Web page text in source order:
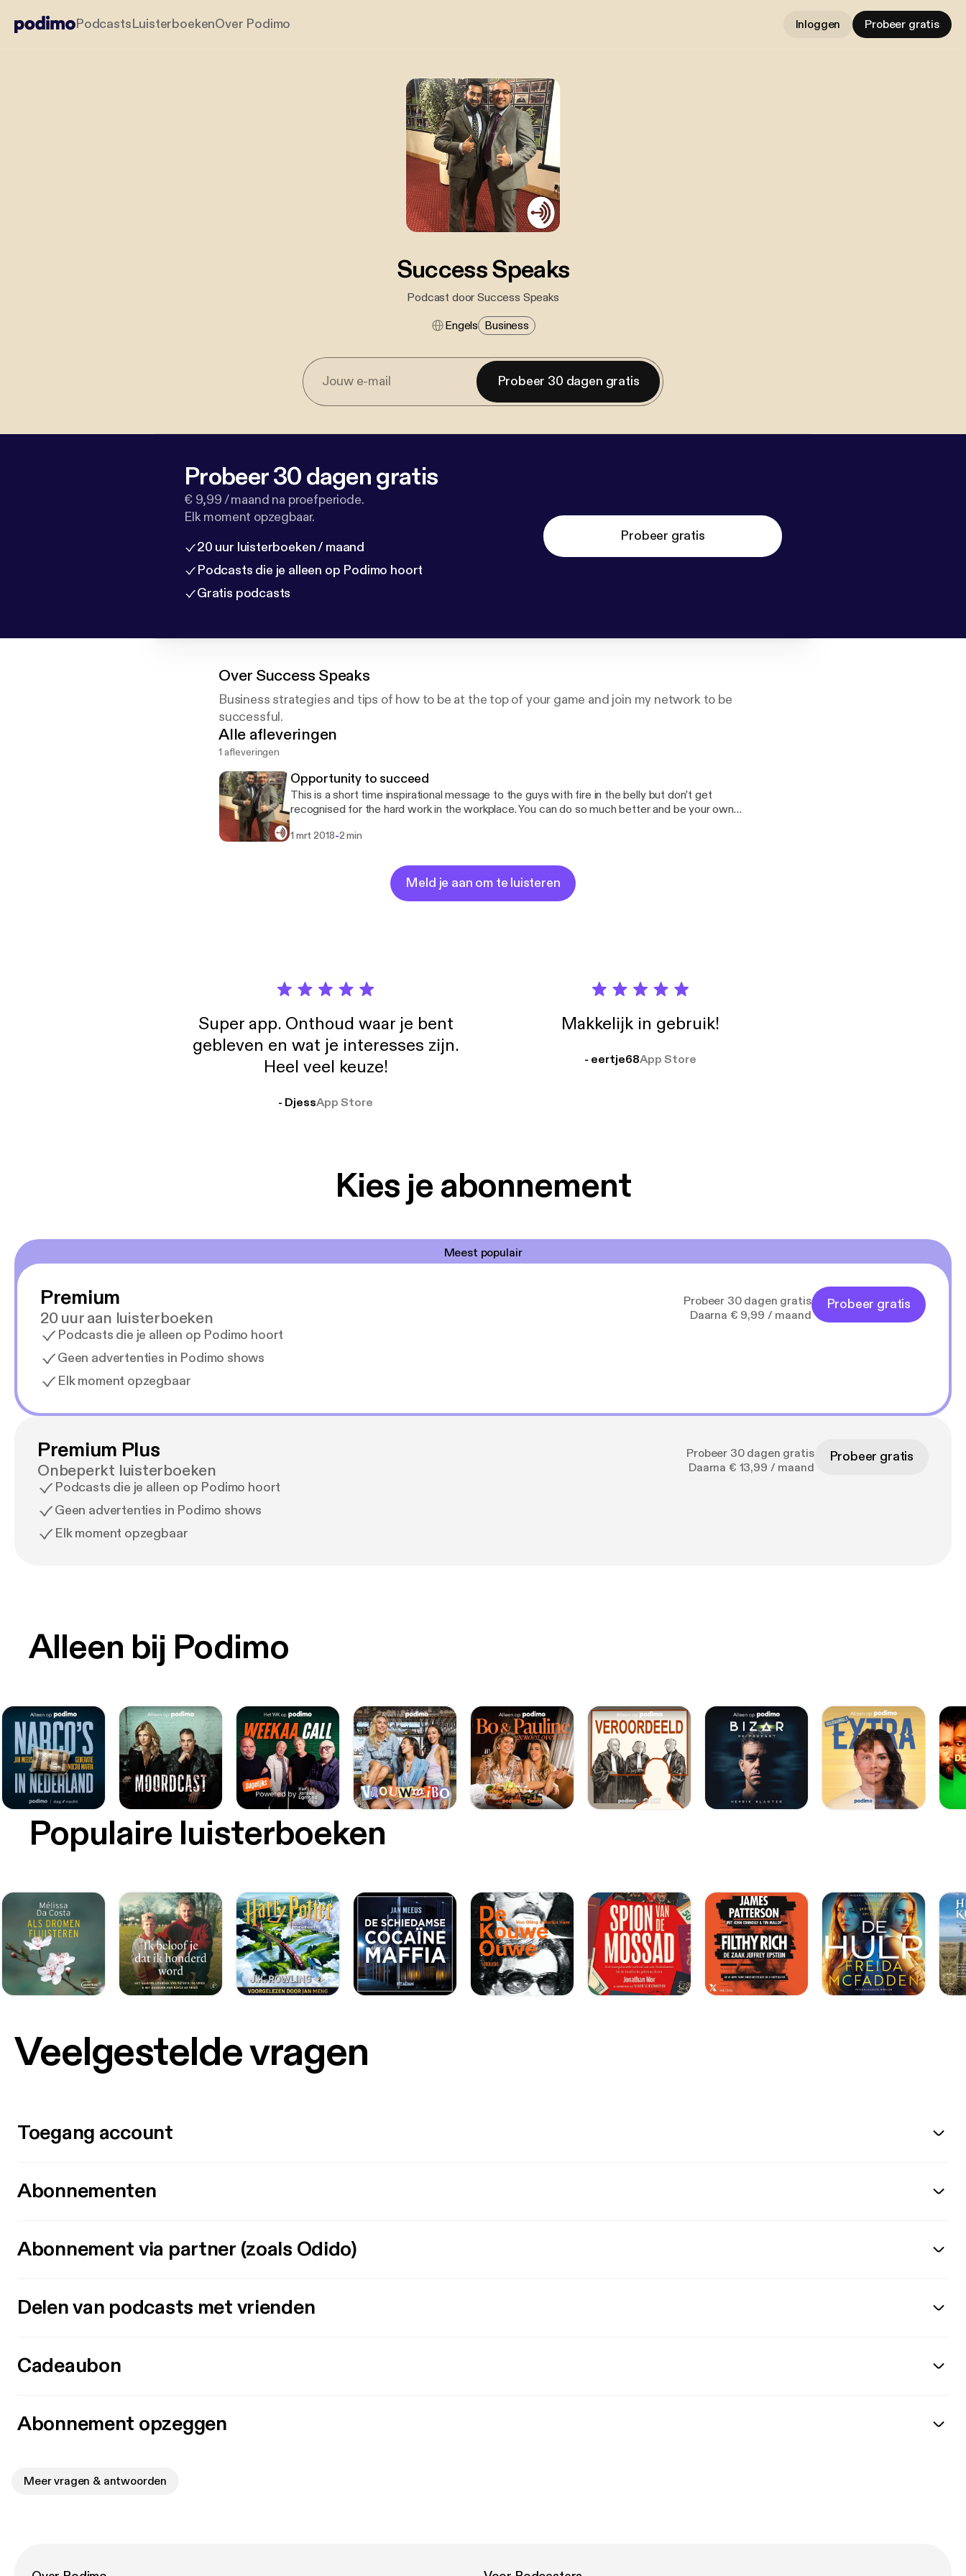
PodcastsLuisterboekenOver Podimo Inloggen Probeer gratis
Success Speaks
Podcast door Success Speaks
Engels Business
Probeer 30 dagen gratis
Probeer 30 dagen gratis
€ 9,99 / maand na proefperiode.
Elk moment opzegbaar.
20 uur luisterboeken / maand
Podcasts die je alleen op Podimo hoort
Gratis podcasts
Probeer gratis
Over Success Speaks
Business strategies and tips of how to be at the top of your game and join my network to be
successful.
Alle afleveringen
1 afleveringen
Opportunity to succeed
This is a short time inspirational message to the guys with fire in the belly but don’t get
recognised for the hard work in the workplace. You can do so much better and be your own
1 mrt 2018-2 min
Meld je aan om te luisteren
Super app. Onthoud waar je bent
gebleven en wat je interesses zijn.
Heel veel keuze!
- DjessApp Store
Makkelijk in gebruik!
- eertje68App Store
Kies je abonnement
Meest populair
Premium
20 uur aan luisterboeken
Podcasts die je alleen op Podimo hoort
Geen advertenties in Podimo shows
Elk moment opzegbaar
Probeer 30 dagen gratis
Daarna € 9,99 / maand
Probeer gratis
Premium Plus
Onbeperkt luisterboeken
Podcasts die je alleen op Podimo hoort
Geen advertenties in Podimo shows
Elk moment opzegbaar
Probeer 30 dagen gratis
Daarna € 13,99 / maand
Probeer gratis
Alleen bij Podimo
Populaire luisterboeken
Veelgestelde vragen
Toegang account
Abonnementen
Abonnement via partner (zoals Odido)
Delen van podcasts met vrienden
Cadeaubon
Abonnement opzeggen
Meer vragen & antwoorden